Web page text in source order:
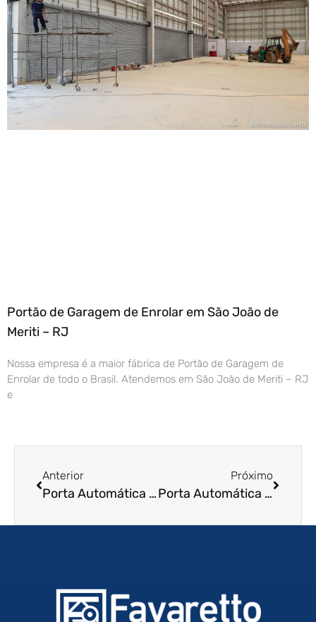
Portão de Garagem de Enrolar em São João de
Meriti – RJ
Nossa empresa é a maior fábrica de Portão de Garagem de
Enrolar de todo o Brasil. Atendemos em São João de Meriti – RJ
e
Anterior
Porta Automática de Enrolar em Vila Velha – ES
Próximo
Porta Automática de Enrolar em Moji-Mirim – SP